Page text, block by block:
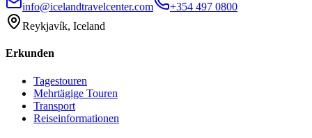
info@icelandtravelcenter.com
+354 497 0800
Reykjavík, Iceland
Erkunden
Tagestouren
Mehrtägige Touren
Transport
Reiseinformationen